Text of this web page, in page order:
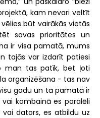
kam nevari veltīt
būt vairākās vietās
savas prioritātes un
ir visa pamatā, mums
tajās var izdarīt patiesi
man tas patīk, bet ļoti
organizēšana - tas nav
gadu un tā pamatā ir
kombainā es paralēli
dators, es atbildu uz